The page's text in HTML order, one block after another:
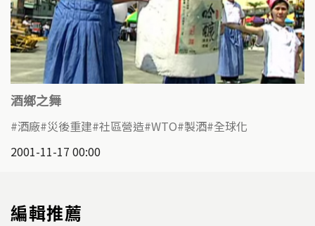
酒鄉之舞
酒廠 災後重建 社區營造 WTO 製酒 全球化
2001-11-17 00:00
編輯推薦